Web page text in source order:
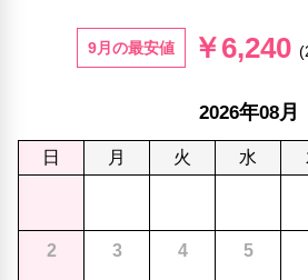
9月の最安値 ￥6,240
2026年08月
日 月 火 水
2 3 4 5